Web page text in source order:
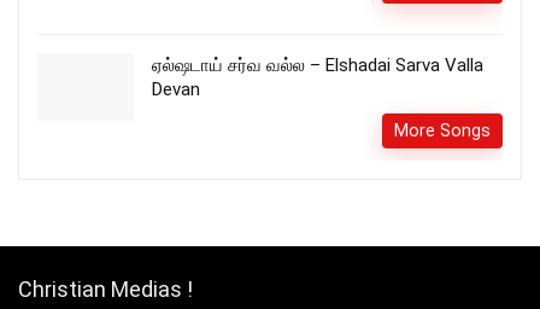
ஏல்ஷடாய் சர்வ வல்ல – Elshadai Sarva Valla
Devan
More Songs
Christian Medias !